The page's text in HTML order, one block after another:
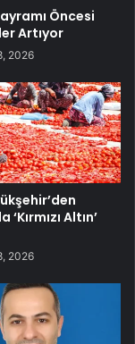
Öncesi
Artıyor
2026
‘Kırmızı Altın’
2026